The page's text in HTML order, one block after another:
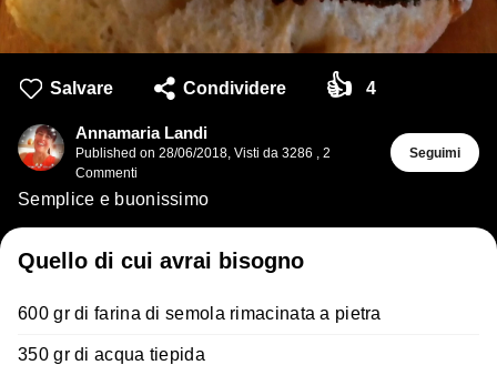
Salvare Condividere 👍 4
Annamaria Landi
Published on 28/06/2018, Visti da 3286 , 2
Commenti
Seguimi
Semplice e buonissimo
Quello di cui avrai bisogno
600 gr di farina di semola rimacinata a pietra
350 gr di acqua tiepida